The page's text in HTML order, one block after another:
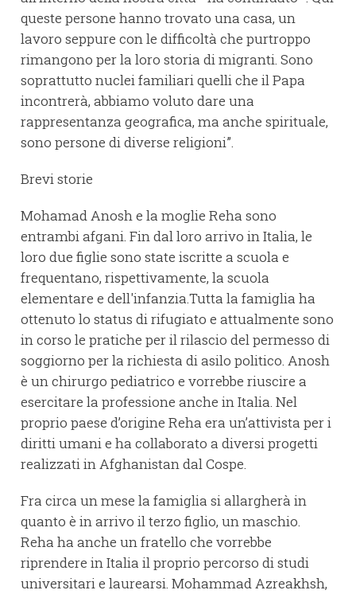
queste persone hanno trovato una casa, un
lavoro seppure con le difficoltà che purtroppo
rimangono per la loro storia di migranti. Sono
soprattutto nuclei familiari quelli che il Papa
incontrerà, abbiamo voluto dare una
rappresentanza geografica, ma anche spirituale,
sono persone di diverse religioni”.
Brevi storie
Mohamad Anosh e la moglie Reha sono
entrambi afgani. Fin dal loro arrivo in Italia, le
loro due figlie sono state iscritte a scuola e
frequentano, rispettivamente, la scuola
elementare e dell'infanzia.Tutta la famiglia ha
ottenuto lo status di rifugiato e attualmente sono
in corso le pratiche per il rilascio del permesso di
soggiorno per la richiesta di asilo politico. Anosh
è un chirurgo pediatrico e vorrebbe riuscire a
esercitare la professione anche in Italia. Nel
proprio paese d’origine Reha era un’attivista per i
diritti umani e ha collaborato a diversi progetti
realizzati in Afghanistan dal Cospe.
Fra circa un mese la famiglia si allargherà in
quanto è in arrivo il terzo figlio, un maschio.
Reha ha anche un fratello che vorrebbe
riprendere in Italia il proprio percorso di studi
universitari e laurearsi. Mohammad Azreakhsh,